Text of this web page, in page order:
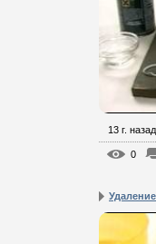
13 г. назад
0